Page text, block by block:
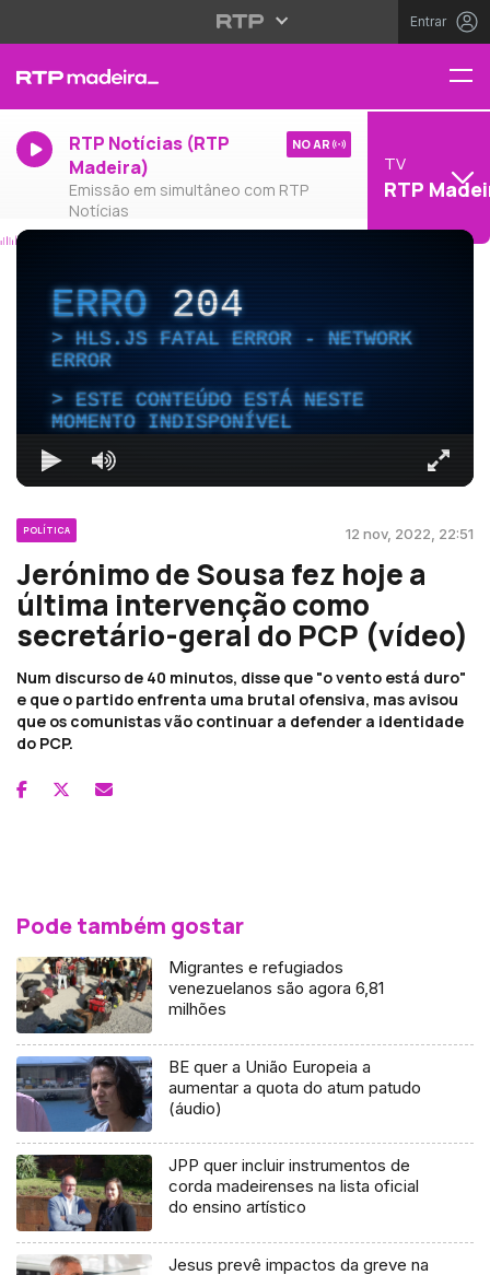
Entrar
RTP Notícias (RTP
Madeira)
Emissão em simultâneo com RTP
Notícias
NO AR
TV
RTP
ERRO204
HLS.JS FATAL ERROR - NETWORK
ERROR
ESTE CONTEÚDO ESTÁ NESTE
MOMENTO INDISPONÍVEL
POLÍTICA 12 nov, 2022, 22:51
Jerónimo de Sousa fez hoje a
última intervenção como
secretário-geral do PCP (vídeo)
Num discurso de 40 minutos, disse que "o vento está duro"
e que o partido enfrenta uma brutal ofensiva, mas avisou
que os comunistas vão continuar a defender a identidade
do PCP.
Pode também gostar
Migrantes e refugiados
venezuelanos são agora 6,81
milhões
BE quer a União Europeia a
aumentar a quota do atum patudo
(áudio)
JPP quer incluir instrumentos de
corda madeirenses na lista oficial
do ensino artístico
Jesus prevê impactos da greve na